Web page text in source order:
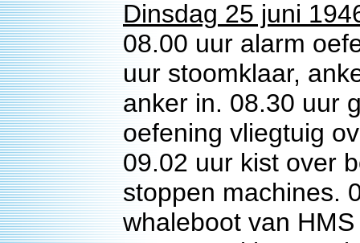
Dinsdag 25 juni
08.00 uur alarm
uur stoomklaar,
anker in. 08.30 uur
oefening vliegtuig
09.02 uur kist over
stoppen machines.
whaleboot van